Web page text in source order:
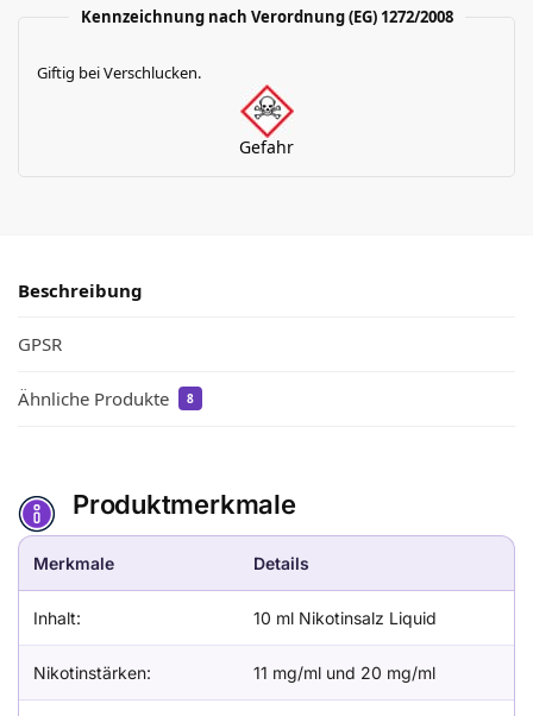
Kennzeichnung nach Verordnung (EG) 1272/2008
Giftig bei Verschlucken.
Gefahr
Beschreibung
GPSR
Ähnliche Produkte 8
Produktmerkmale
Merkmale Details
Inhalt: 10 ml Nikotinsalz Liquid
Nikotinstärken: 11 mg/ml und 20 mg/ml